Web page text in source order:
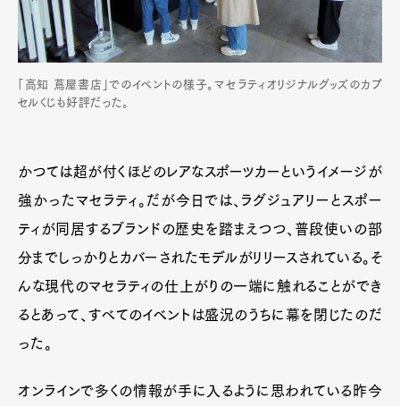
「高知 蔦屋書店」でのイベントの様子。マセラティオリジナルグッズのカプ
セルくじも好評だった。
かつては超が付くほどのレアなスポーツカーというイメージが
強かったマセラティ。だが今日では、ラグジュアリーとスポー
ティが同居するブランドの歴史を踏まえつつ、普段使いの部
分までしっかりとカバーされたモデルがリリースされている。そ
んな現代のマセラティの仕上がりの一端に触れることができ
るとあって、すべてのイベントは盛況のうちに幕を閉じたのだ
った。
オンラインで多くの情報が手に入るように思われている昨今